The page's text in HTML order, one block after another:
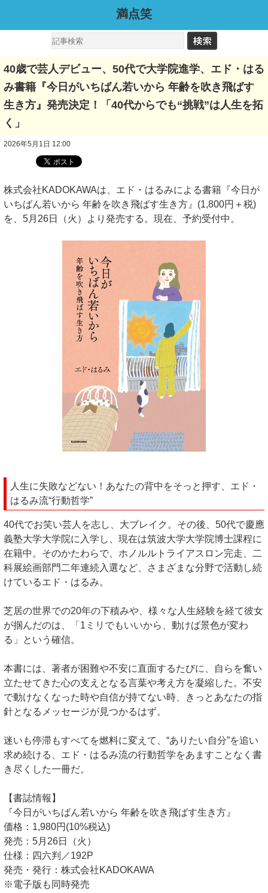
満点笑
40歳で芸人デビュー、50代で大学院進学、エド・はる
み書籍『今日がいちばん若いから 年齢を吹き飛ばす
生き方』発売決定！「40代からでも“挑戦”は人生を拓
く」
2026年5月1日 12:00
株式会社KADOKAWAは、エド・はるみによる書籍『今日が
いちばん若いから 年齢を吹き飛ばす生き方』(1,800円＋税)
を、5月26日（火）より発売する。現在、予約受付中。
人生に失敗などない！あなたの背中をそっと押す、エド・
はるみ流“行動哲学”
40代でお笑い芸人を志し、大ブレイク。その後、50代で慶應
義塾大学大学院に入学し、現在は筑波大学大学院博士課程に
在籍中。そのかたわらで、ホノルルトライアスロン完走、二
科展絵画部門二年連続入選など、さまざまな分野で活動し続
けているエド・はるみ。
芝居の世界での20年の下積みや、様々な人生経験を経て彼女
が掴んだのは、「1ミリでもいいから、動けば景色が変わ
る」という確信。
本書には、著者が困難や不安に直面するたびに、自らを奮い
立たせてきた心の支えとなる言葉や考え方を凝縮した。不安
で動けなくなった時や自信が持てない時、きっとあなたの指
針となるメッセージが見つかるはず。
迷いも停滞もすべてを燃料に変えて、“ありたい自分”を追い
求め続ける、エド・はるみ流の行動哲学をあますことなく書
き尽くした一冊だ。
【書誌情報】
『今日がいちばん若いから 年齢を吹き飛ばす生き方』
価格：1,980円(10%税込)
発売：5月26日（火）
仕様：四六判／192P
発売・発行：株式会社KADOKAWA
※電子版も同時発売